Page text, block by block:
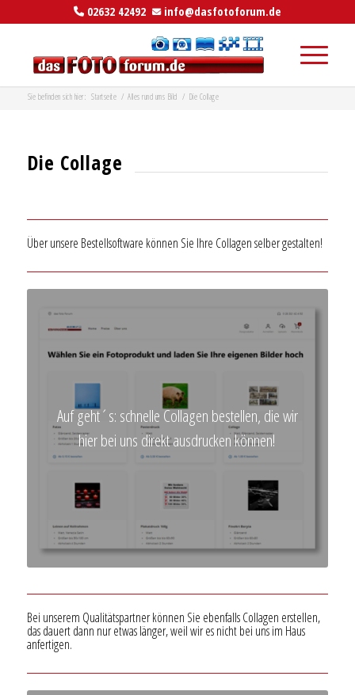
02632 42492 info@dasfotoforum.de
Sie befinden sich hier: Startseite / Alles rund ums Bild / Die Collage
Die Collage
Über unsere Bestellsoftware können Sie Ihre Collagen selber gestalten!
Auf geht´s: schnelle Collagen bestellen, die wir
hier bei uns direkt ausdrucken können!
Bei unserem Qualitätspartner können Sie ebenfalls Collagen erstellen,
das dauert dann nur etwas länger, weil wir es nicht bei uns im Haus
anfertigen.